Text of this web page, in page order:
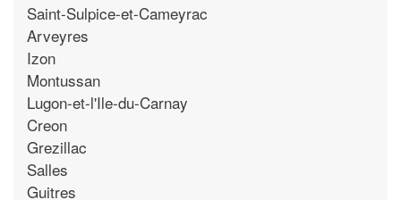
Saint-Sulpice-et-Cameyrac
Arveyres
Izon
Montussan
Lugon-et-l'Ile-du-Carnay
Creon
Grezillac
Salles
Guitres